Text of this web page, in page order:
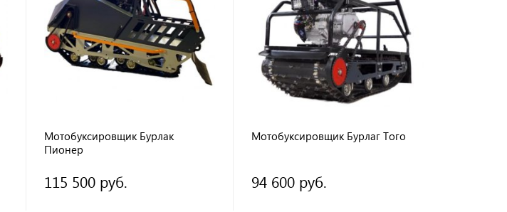
Мотобуксировщик Бурлак
Пионер
115 500 руб.
Мотобуксировщик Бурлаг Того
94 600 руб.